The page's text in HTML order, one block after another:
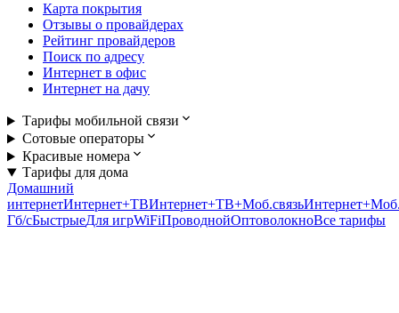
Карта покрытия
Отзывы о провайдерах
Рейтинг провайдеров
Поиск по адресу
Интернет в офис
Интернет на дачу
Тарифы мобильной связи
Сотовые операторы
Красивые номера
Тарифы для дома
Домашний
интернетИнтернет+ТВИнтернет+ТВ+Моб.связь
Гб/cБыстрыеДля игрWiFiПроводнойОптоволокноВсе тарифы